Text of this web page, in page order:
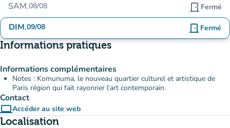
SAM.08/08 door_front Fermé
DIM.09/08 door_front Fermé
Informations pratiques
Informations complémentaires
Notes : Komunuma, le nouveau quartier culturel et artistique de
Paris région qui fait rayonner l’art contemporain.
Contact
computerAccéder au site web
(nouvel onglet)
Localisation